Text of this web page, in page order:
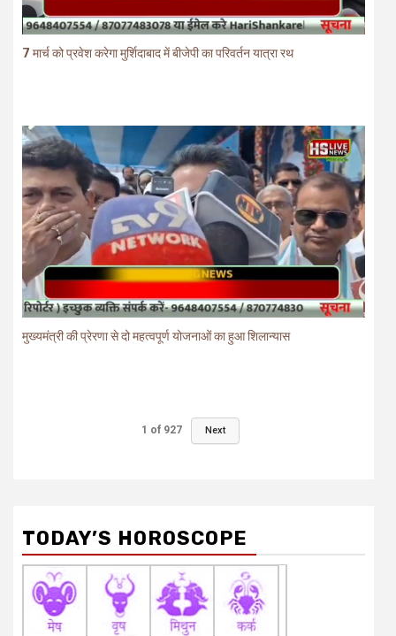
7 मार्च को प्रवेश करेगा मुर्शिदाबाद में बीजेपी का परिवर्तन यात्रा रथ
मुख्यमंत्री की प्रेरणा से दो महत्वपूर्ण योजनाओं का हुआ शिलान्यास
1 of 927 Next
TODAY’S HOROSCOPE